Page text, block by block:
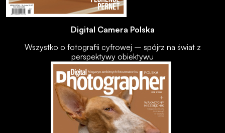
Digital Camera Polska
Wszystko o fotografii cyfrowej – spójrz na świat z
perspektywy obiektywu